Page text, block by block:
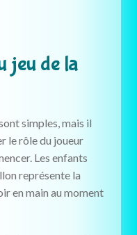
jeu de la
simples, mais il
le rôle du joueur
Les enfants
représente la
en main au moment